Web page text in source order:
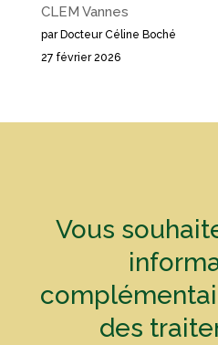
CLEM Vannes
par Docteur Céline Boché
27 février 2026
Vous
des